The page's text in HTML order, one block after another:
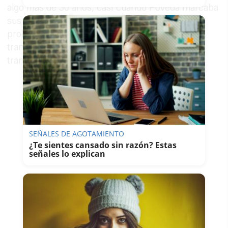
algo más de 30 años, casi cuando Poveda marcaba
sus inicios en la música, y que llegó a estar
prohibida por abordar abiertamente la
transexualidad y condenar la homofobia y la
transfobia.
SEÑALES DE AGOTAMIENTO
¿Te sientes cansado sin razón? Estas
señales lo explican